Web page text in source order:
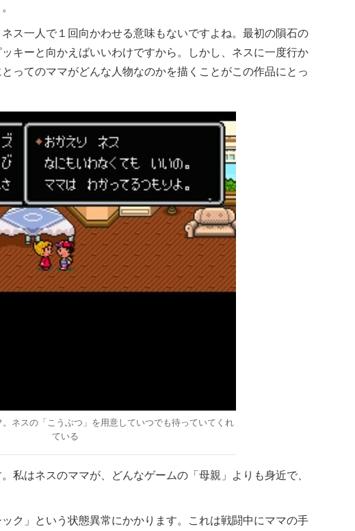
ス一人で１回向かわせる意味もないですよね。最初の隕石の
キーと向かえばいいわけですから。しかし、ネスに一度行か
ってのママがどんな人物なのかを描くことがこの作品にとっ
ネスの「こうぶつ」を用意していつでも待っていてくれ
ている
私はネスのママが、どんなゲームの「母親」よりも身近で、
ク」という状態異常にかかります。これは戦闘中にママの手